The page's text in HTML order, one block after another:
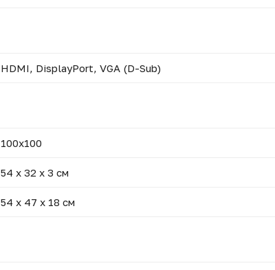
HDMI, DisplayPort, VGA (D-Sub)
100x100
54 х 32 х 3 см
54 х 47 х 18 см